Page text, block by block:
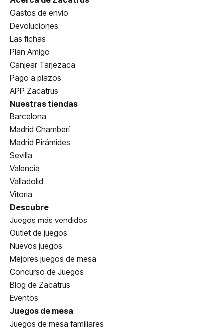
Gastos de envío
Devoluciones
Las fichas
Plan Amigo
Canjear Tarjezaca
Pago a plazos
APP Zacatrus
Nuestras tiendas
Barcelona
Madrid Chamberí
Madrid Pirámides
Sevilla
Valencia
Valladolid
Vitoria
Descubre
Juegos más vendidos
Outlet de juegos
Nuevos juegos
Mejores juegos de mesa
Concurso de Juegos
Blog de Zacatrus
Eventos
Juegos de mesa
Juegos de mesa familiares